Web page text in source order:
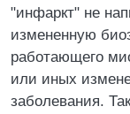
"инфаркт" не
измененную
работающего
или иных
заболевания.